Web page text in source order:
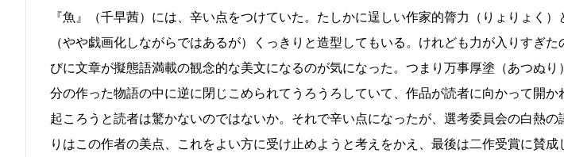
『魚』（千早茜）には、辛い点をつけていた。たしかに逞しい作家的膂力（りょりょく
（やや戯画化しながらではあるが）くっきりと造型してもいる。けれども力が入りすぎ
びに文章が擬態語満載の観念的な美文になるのが気になった。つまり万事厚塗（あつぬ
分の作った物語の中に逆に閉じこめられてうろうろしていて、作品が読者に向かって開
起ころうと読者は驚かないのではないか。それで辛い点になったが、選考委員会の白熱
りはこの作者の美点、これをよい方に受け止めようと考えをかえ、最後は二作受賞に賛成